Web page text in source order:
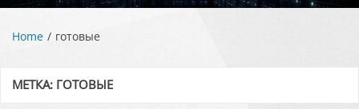
Home готовые
МЕТКА: ГОТОВЫЕ